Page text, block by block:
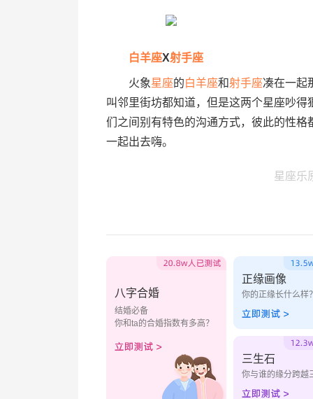
白羊座X射手座
火象星座的白羊座和射手座凑在一起
叫邻里街坊都知道，但是这两个星座吵
们之间别有特色的沟通方式，彼此的性
一起出去嗨。
星座乐
八字合婚
结婚必备
你和ta的合婚指数有多高？
正缘画像
你的正缘长什么样
三生石
你与谁的缘分跨越